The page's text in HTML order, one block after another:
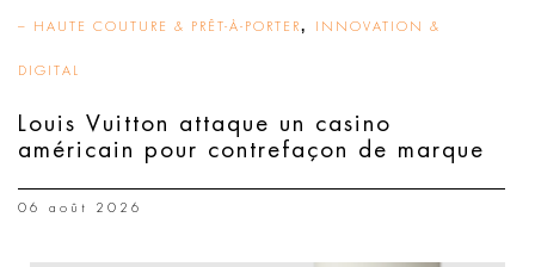
– HAUTE COUTURE & PRÊT-À-PORTER, INNOVATION &
DIGITAL
Louis Vuitton attaque un casino
américain pour contrefaçon de marque
06 août 2026